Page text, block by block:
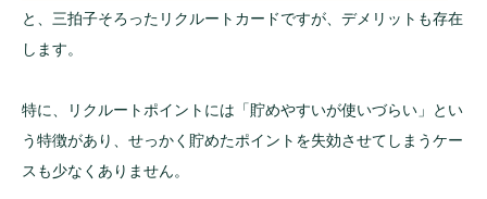
と、三拍子そろったリクルートカードですが、デメリットも存在
します。
特に、リクルートポイントには「貯めやすいが使いづらい」とい
う特徴があり、せっかく貯めたポイントを失効させてしまうケー
スも少なくありません。